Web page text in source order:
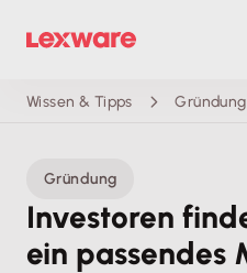
Wissen & Tipps Gründung
Gründung
Investoren
ein passendes